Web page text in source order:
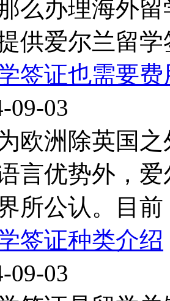
么办理海外
供爱尔兰留
签证也需要费
09-03
欧洲除英国
言优势外，
所公认。目
签证种类介绍
09-03